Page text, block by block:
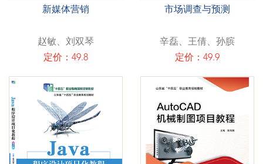
新媒体营销
赵敏、刘双琴
定价：49.8
市场调查与预测
辛磊、王倩、孙膑
定价：49.9